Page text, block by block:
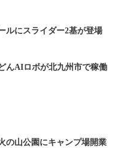
ルにスライダー2基が登場
んAIロボが北九州市で稼働
の山公園にキャンプ場開業